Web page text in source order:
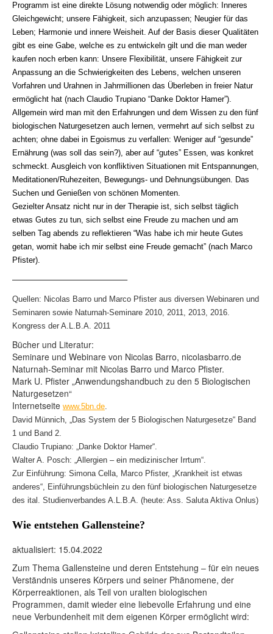
Programm ist eine direkte Lösung notwendig oder möglich: Inneres
Gleichgewicht; unsere Fähigkeit, sich anzupassen; Neugier für das
Leben; Harmonie und innere Weisheit. Auf der Basis dieser Qualitäten
gibt es eine Gabe, welche es zu entwickeln gilt und die man weder
kaufen noch erben kann: Unsere Flexibilität, unsere Fähigkeit zur
Anpassung an die Schwierigkeiten des Lebens, welchen unseren
Vorfahren und Urahnen in Jahrmillionen das Überleben in freier Natur
ermöglicht hat (nach Claudio Trupiano “Danke Doktor Hamer”).
Allgemein wird man mit den Erfahrungen und dem Wissen zu den fünf
biologischen Naturgesetzen auch lernen, vermehrt auf sich selbst zu
achten; ohne dabei in Egoismus zu verfallen: Weniger auf “gesunde”
Ernährung (was soll das sein?), aber auf “gutes” Essen, was konkret
schmeckt. Ausgleich von konfliktiven Situationen mit Entspannungen,
Meditationen/Ruhezeiten, Bewegungs- und Dehnungsübungen. Das
Suchen und Genießen von schönen Momenten.
Gezielter Ansatz nicht nur in der Therapie ist, sich selbst täglich
etwas Gutes zu tun, sich selbst eine Freude zu machen und am
selben Tag abends zu reflektieren “Was habe ich mir heute Gutes
getan, womit habe ich mir selbst eine Freude gemacht” (nach Marco
Pfister).
——————————————–
Quellen: Nicolas Barro und Marco Pfister aus diversen Webinaren und
Seminaren sowie Naturnah-Seminare 2010, 2011, 2013, 2016.
Kongress der A.L.B.A. 2011
Bücher und Literatur:
Seminare und Webinare von Nicolas Barro, nicolasbarro.de
Naturnah-Seminar mit Nicolas Barro und Marco Pfister.
Mark U. Pfister „Anwendungshandbuch zu den 5 Biologischen
Naturgesetzen“
Internetseite www.5bn.de.
David Münnich, „Das System der 5 Biologischen Naturgesetze“ Band
1 und Band 2.
Claudio Trupiano: „Danke Doktor Hamer“.
Walter A. Posch: „Allergien – ein medizinischer Irrtum“.
Zur Einführung: Simona Cella, Marco Pfister, „Krankheit ist etwas
anderes“, Einführungsbüchlein zu den fünf biologischen Naturgesetze
des ital. Studienverbandes A.L.B.A. (heute: Ass. Saluta Aktiva Onlus)
Wie entstehen Gallensteine?
aktualisiert: 15.04.2022
Zum Thema Gallensteine und deren Entstehung – für ein neues
Verständnis unseres Körpers und seiner Phänomene, der
Körperreaktionen, als Teil von uralten biologischen
Programmen, damit wieder eine liebevolle Erfahrung und eine
neue Verbundenheit mit dem eigenen Körper ermöglicht wird: